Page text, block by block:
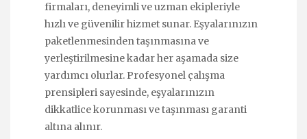
firmaları, deneyimli ve uzman ekipleriyle
hızlı ve güvenilir hizmet sunar. Eşyalarınızın
paketlenmesinden taşınmasına ve
yerleştirilmesine kadar her aşamada size
yardımcı olurlar. Profesyonel çalışma
prensipleri sayesinde, eşyalarınızın
dikkatlice korunması ve taşınması garanti
altına alınır.